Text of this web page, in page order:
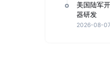
美国陆军
器研发
2026-08-